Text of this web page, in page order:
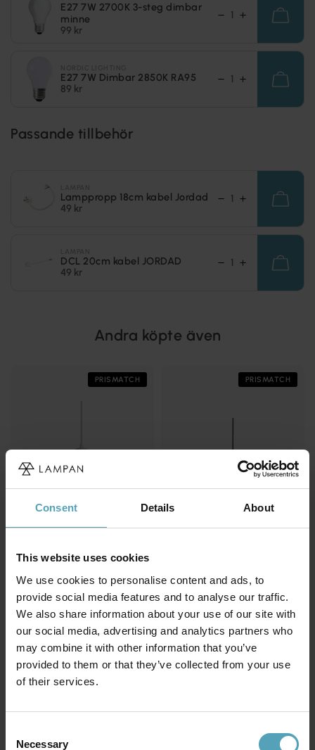
Consent Details About
This website uses cookies
We use cookies to personalise content and ads, to
provide social media features and to analyse our traffic.
We also share information about your use of our site with
our social media, advertising and analytics partners who
may combine it with other information that you’ve
provided to them or that they’ve collected from your use
of their services.
Selection
Necessary
E27 7W 2700K 3-steg dimbar
minne
99 kr
E27 7W Dimbar 2850K RA95
89 kr
Passande tillbehör
Lamppropp 18cm kabel Jordad
49 kr
DCL 20cm kabel JORDAD
49 kr
Andra köpte även
PRISMATCH
BELID
Primus I Ø43 taklampa
1 949 kr
Rek. 2 599 kr
PRISMATCH
BELID
Primus I Ø43 taklampa
2 040 kr
Rek. 2 599 kr